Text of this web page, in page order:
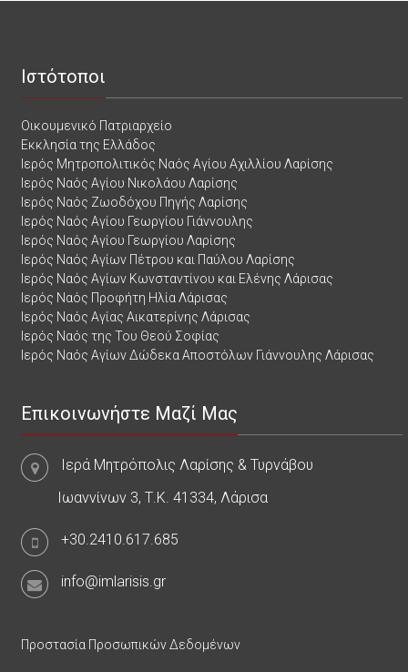
Ιστότοποι
Οικουμενικό Πατριαρχείο
Εκκλησία της Ελλάδος
Ιερός Μητροπολιτικός Ναός Αγίου Αχιλλίου Λαρίσης
Ιερός Ναός Αγίου Νικολάου Λαρίσης
Ιερός Ναός Ζωοδόχου Πηγής Λαρίσης
Ιερός Ναός Αγίου Γεωργίου Γιάννουλης
Ιερός Ναός Αγίου Γεωργίου Λαρίσης
Ιερός Ναός Αγίων Πέτρου και Παύλου Λαρίσης
Ιερός Ναός Αγίων Κωνσταντίνου και Ελένης Λάρισας
Ιερός Ναός Προφήτη Ηλία Λάρισας
Ιερός Ναός Αγίας Αικατερίνης Λάρισας
Ιερός Ναός της Του Θεού Σοφίας
Ιερός Ναός Αγίων Δώδεκα Αποστόλων Γιάννουλης Λάρισας
Επικοινωνήστε Μαζί Μας
Ιερά Μητρόπολις Λαρίσης & Τυρνάβου
Ιωαννίνων 3, Τ.Κ. 41334, Λάρισα
+30.2410.617.685
info@imlarisis.gr
Προστασία Προσωπικών Δεδομένων